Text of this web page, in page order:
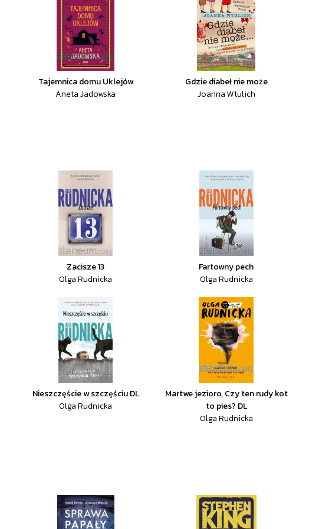
Tajemnica domu Uklejów
Aneta Jadowska
Gdzie diabeł nie może
Joanna Wtulich
Zacisze 13
Olga Rudnicka
Fartowny pech
Olga Rudnicka
Nieszczęście w szczęściu DL
Olga Rudnicka
Martwe jezioro, Czy ten rudy kot
to pies? DL
Olga Rudnicka